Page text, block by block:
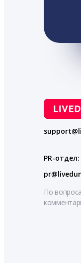
PR-отдел:
По